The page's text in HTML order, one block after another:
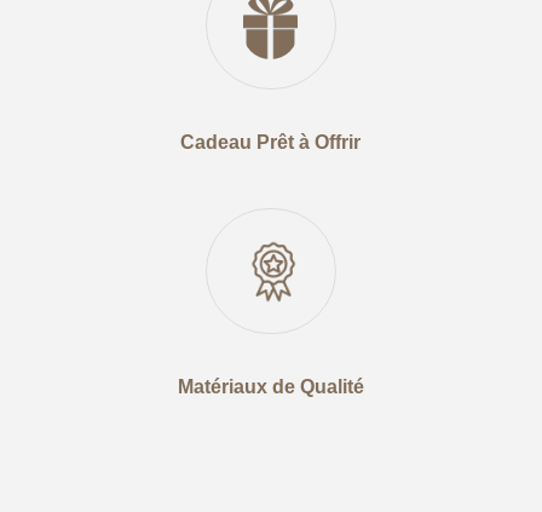
Cadeau Prêt à Offrir
Matériaux de Qualité